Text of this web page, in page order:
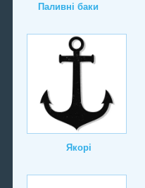
Паливні баки
Якорі